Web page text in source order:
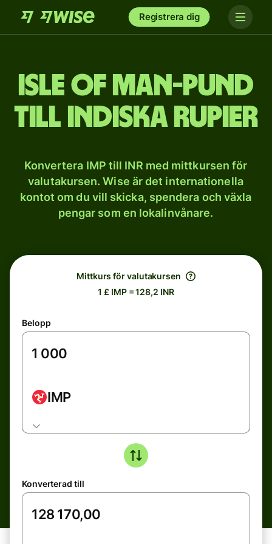
Registrera dig
Isle of Man-pund
till indiska rupier
Konvertera IMP till INR med mittkursen för
valutakursen. Wise är det internationella
kontot om du vill skicka, spendera och växla
pengar som en lokalinvånare.
Mittkurs för valutakursen
1 £ IMP = 128,2 INR
Belopp
IMP
Konverterad till